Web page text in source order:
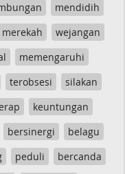
mendidih
merekah
wejangan
memengaruhi
terobsesi
silakan
keuntungan
bersinergi
belagu
peduli
bercanda